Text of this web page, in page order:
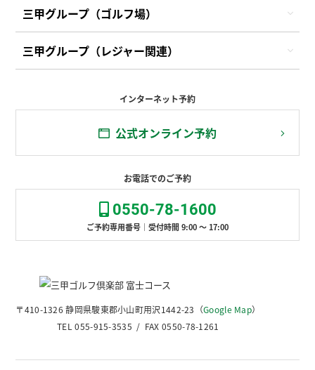
〒410-1326 静岡県駿東郡小山町用沢1442-23（Google Map）
TEL 055-915-3535 / FAX 0550-78-1261
インターネット予約
公式オンライン予約
お電話でのご予約
0550-78-1600
ご予約専用番号｜受付時間 9:00 ～ 17:00
三甲グループ（ゴルフ場）
三甲グループ（レジャー関連）